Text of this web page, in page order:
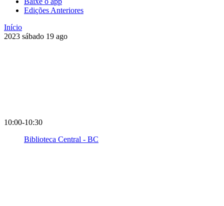
Edições Anteriores
Início
2023 sábado 19 ago
10:00-10:30
Biblioteca Central - BC